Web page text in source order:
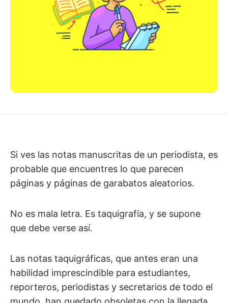
Si ves las notas manuscritas de un periodista, es
probable que encuentres lo que parecen
páginas y páginas de garabatos aleatorios.
No es mala letra. Es taquigrafía, y se supone
que debe verse así.
Las notas taquigráficas, que antes eran una
habilidad imprescindible para estudiantes,
reporteros, periodistas y secretarios de todo el